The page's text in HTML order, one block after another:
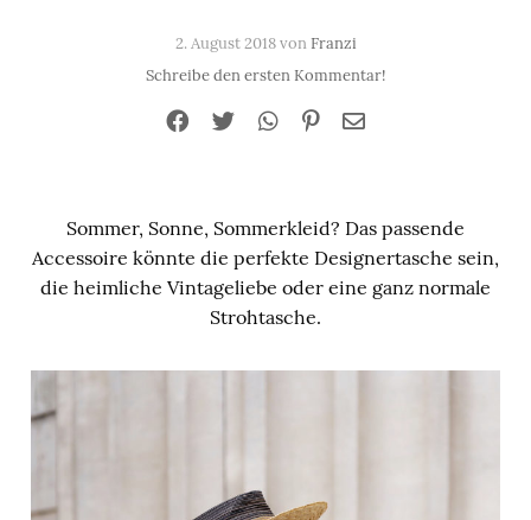
2. August 2018 vonFranzi
Schreibe den ersten Kommentar!
Sommer, Sonne, Sommerkleid? Das passende
Accessoire könnte die perfekte Designertasche sein,
die heimliche Vintageliebe oder eine ganz normale
Strohtasche.